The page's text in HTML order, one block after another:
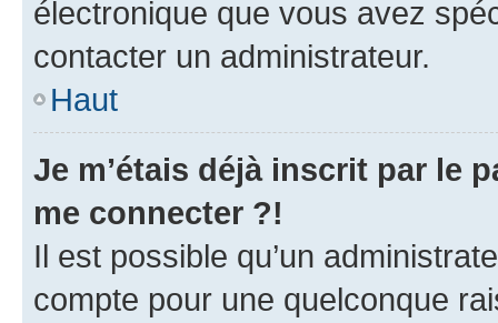
électronique que vous avez
contacter un administrateur.
Haut
Je m’étais déjà inscrit par le
me connecter ?!
Il est possible qu’un
compte pour une quelconque